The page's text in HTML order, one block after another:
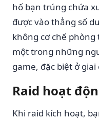
hố bạn trúng chứa
được vào thẳng số
không cơ chế phòng
một trong những
game, đặc biệt ở
Raid hoạt
Khi raid kích hoạt,